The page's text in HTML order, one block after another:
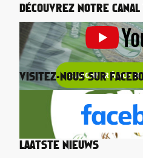
DÉCOUVREZ NOTRE
S'ABONNER À
VISITEZ-NOUS SUR
LAATSTE NIEUWS